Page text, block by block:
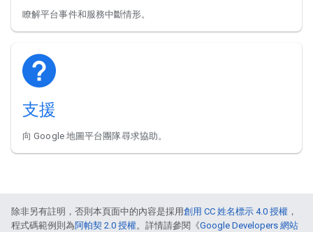
瞭解平台事件和服務中斷情形。
支援
向 Google 地圖平台團隊尋求協助。
除非另有註明，否則本頁面中的內容是採用創用 CC 姓名標示 4.0 授權 ，
程式碼範例則為阿帕契 2.0 授權。詳情請參閱《Google Developers 網站